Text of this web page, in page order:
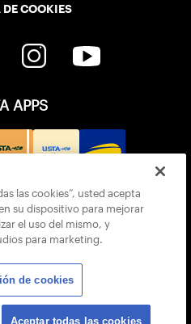
DE COOKIES
APPS
RESERVED
las cookies”, usted acepta
su dispositivo para mejorar
el uso del mismo, y
para marketing.
de cookies
Aceptar todas las cookies